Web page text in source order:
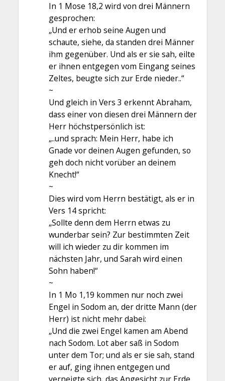
In 1 Mose 18,2 wird von drei Männern
gesprochen:
„Und er erhob seine Augen und
schaute, siehe, da standen drei Männer
ihm gegenüber. Und als er sie sah, eilte
er ihnen entgegen vom Eingang seines
Zeltes, beugte sich zur Erde nieder..“
~
Und gleich in Vers 3 erkennt Abraham,
dass einer von diesen drei Männern der
Herr höchstpersönlich ist:
„..und sprach: Mein Herr, habe ich
Gnade vor deinen Augen gefunden, so
geh doch nicht vorüber an deinem
Knecht!“
~
Dies wird vom Herrn bestätigt, als er in
Vers 14 spricht:
„Sollte denn dem Herrn etwas zu
wunderbar sein? Zur bestimmten Zeit
will ich wieder zu dir kommen im
nächsten Jahr, und Sarah wird einen
Sohn haben!“
~
In 1 Mo 1,19 kommen nur noch zwei
Engel in Sodom an, der dritte Mann (der
Herr) ist nicht mehr dabei:
„Und die zwei Engel kamen am Abend
nach Sodom. Lot aber saß in Sodom
unter dem Tor; und als er sie sah, stand
er auf, ging ihnen entgegen und